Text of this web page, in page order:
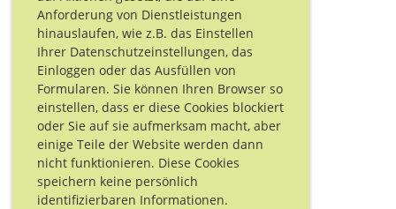
Anforderung von Dienstleistungen
hinauslaufen, wie z.B. das Einstellen
Ihrer Datenschutzeinstellungen, das
Einloggen oder das Ausfüllen von
Formularen. Sie können Ihren Browser so
einstellen, dass er diese Cookies blockiert
oder Sie auf sie aufmerksam macht, aber
einige Teile der Website werden dann
nicht funktionieren. Diese Cookies
speichern keine persönlich
identifizierbaren Informationen.